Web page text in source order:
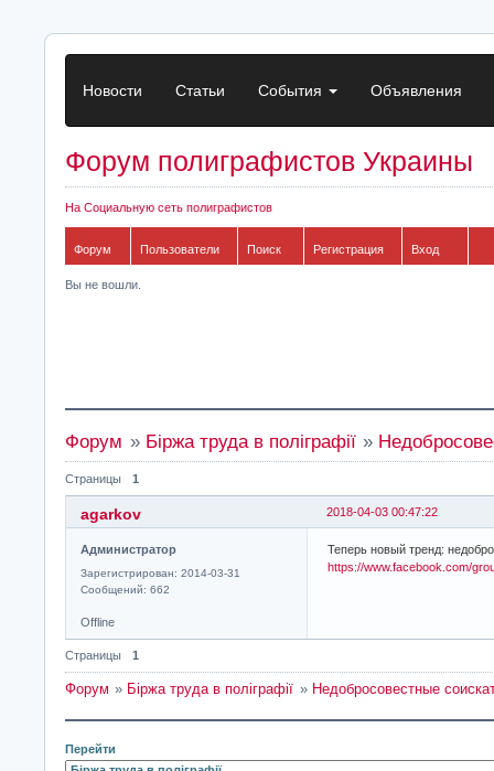
Новости Статьи События Объявления
Форум полиграфистов Украины
На Социальную сеть полиграфистов
Форум Пользователи Поиск Регистрация Вход
Вы не вошли.
Форум » Біржа труда в поліграфії »
Страницы 1
2018-04-03 00:47:22
agarkov
Администратор
Зарегистрирован: 2014-03-31
Сообщений: 662
Теперь новый тренд:
https://www.facebook.com/
Offline
Страницы 1
Форум » Біржа труда в поліграфії » Недобросовестные
Перейти